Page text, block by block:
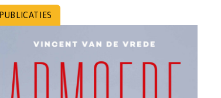
PUBLICATIES